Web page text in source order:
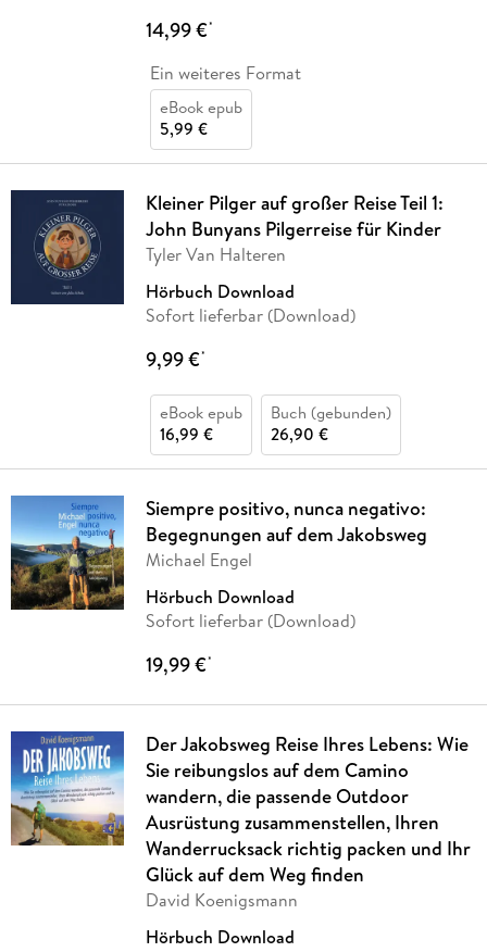
14,99 €*
Ein weiteres Format
eBook epub
5,99 €
Kleiner Pilger auf großer Reise Teil 1:
John Bunyans Pilgerreise für Kinder
Tyler Van Halteren
Hörbuch Download
Sofort lieferbar (Download)
9,99 €*
eBook epub
16,99 €
Buch (gebunden)
26,90 €
Siempre positivo, nunca negativo:
Begegnungen auf dem Jakobsweg
Michael Engel
Hörbuch Download
Sofort lieferbar (Download)
19,99 €*
Der Jakobsweg Reise Ihres Lebens: Wie
Sie reibungslos auf dem Camino
wandern, die passende Outdoor
Ausrüstung zusammenstellen, Ihren
Wanderrucksack richtig packen und Ihr
Glück auf dem Weg finden
David Koenigsmann
Hörbuch Download